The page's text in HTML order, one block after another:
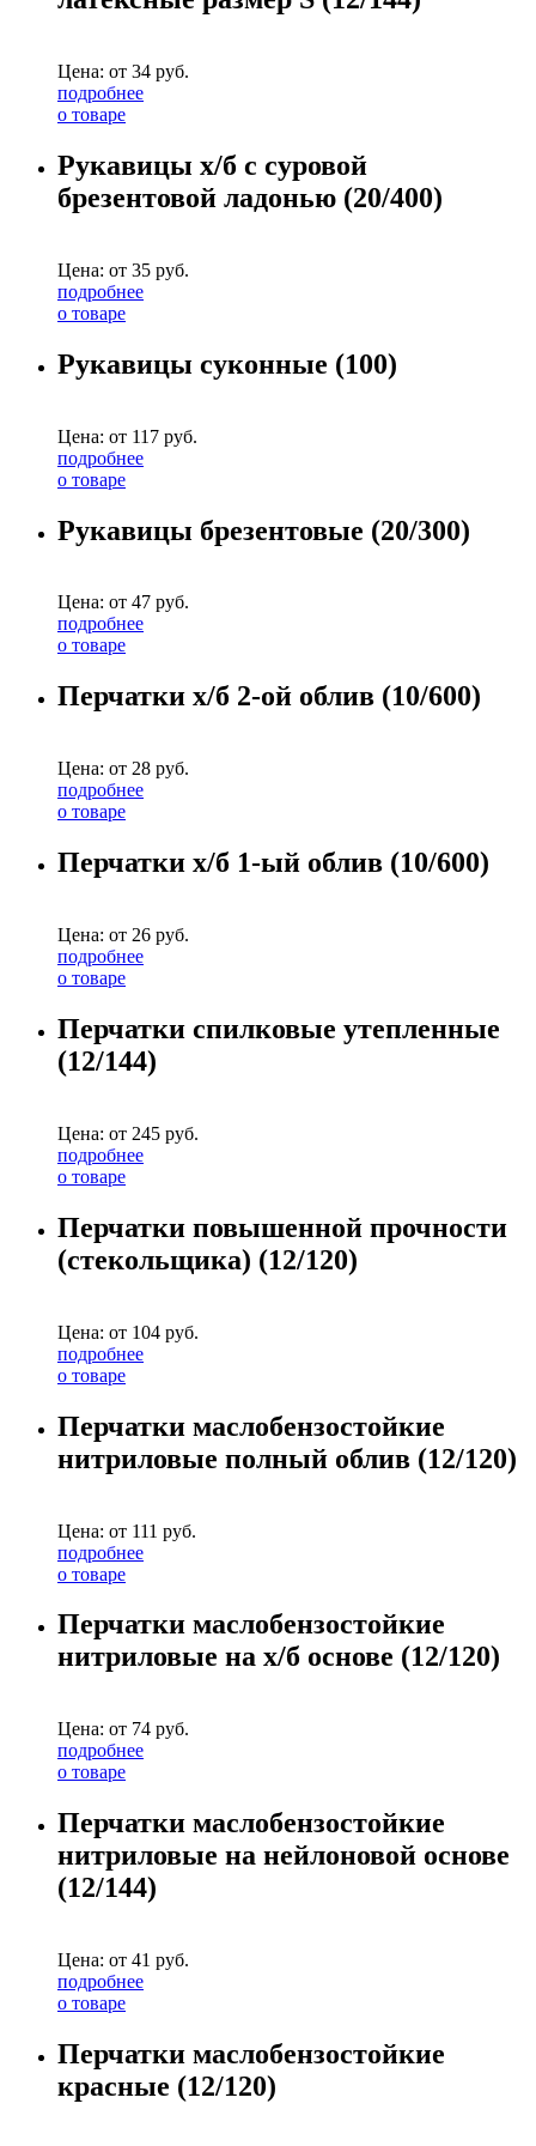
Цена: от 34 руб.
подробнее
о товаре
Рукавицы х/б с суровой
брезентовой ладонью (20/400)
Цена: от 35 руб.
подробнее
о товаре
Рукавицы суконные (100)
Цена: от 117 руб.
подробнее
о товаре
Рукавицы брезентовые (20/300)
Цена: от 47 руб.
подробнее
о товаре
Перчатки х/б 2-ой облив (10/600)
Цена: от 28 руб.
подробнее
о товаре
Перчатки х/б 1-ый облив (10/600)
Цена: от 26 руб.
подробнее
о товаре
Перчатки спилковые утепленные
(12/144)
Цена: от 245 руб.
подробнее
о товаре
Перчатки повышенной прочности
(стекольщика) (12/120)
Цена: от 104 руб.
подробнее
о товаре
Перчатки маслобензостойкие
нитриловые полный облив (12/120)
Цена: от 111 руб.
подробнее
о товаре
Перчатки маслобензостойкие
нитриловые на х/б основе (12/120)
Цена: от 74 руб.
подробнее
о товаре
Перчатки маслобензостойкие
нитриловые на нейлоновой основе
(12/144)
Цена: от 41 руб.
подробнее
о товаре
Перчатки маслобензостойкие
красные (12/120)